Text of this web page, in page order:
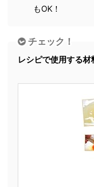
もOK！
チェック！
レシピで使用する材